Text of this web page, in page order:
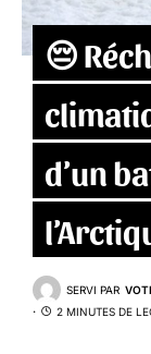
😔
d’un
SERVI PAR
2 MINUTES DE